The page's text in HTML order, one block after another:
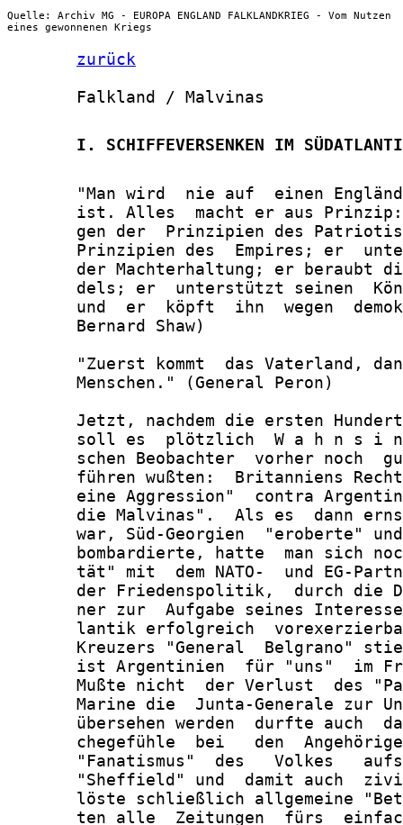
Quelle: Archiv MG - EUROPA ENGLAND FALKLANDKRIEG - Vom Nutzen
eines gewonnenen Kriegs
zurück
       Falkland / Malvinas
I. SCHIFFEVERSENKEN IM